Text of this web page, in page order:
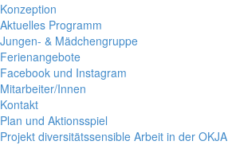
Konzeption
Aktuelles Programm
Jungen- & Mädchengruppe
Ferienangebote
Facebook und Instagram
Mitarbeiter/Innen
Kontakt
Plan und Aktionsspiel
Projekt diversitätssensible Arbeit in der OKJA